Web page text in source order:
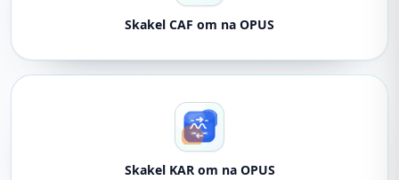
Skakel CAF om na OPUS
Skakel KAR om na OPUS